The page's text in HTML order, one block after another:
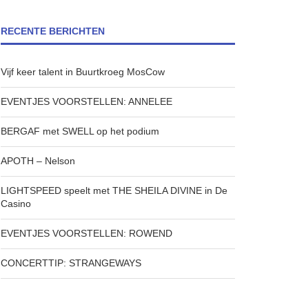
RECENTE BERICHTEN
Vijf keer talent in Buurtkroeg MosCow
EVENTJES VOORSTELLEN: ANNELEE
BERGAF met SWELL op het podium
APOTH – Nelson
LIGHTSPEED speelt met THE SHEILA DIVINE in De
Casino
EVENTJES VOORSTELLEN: ROWEND
CONCERTTIP: STRANGEWAYS